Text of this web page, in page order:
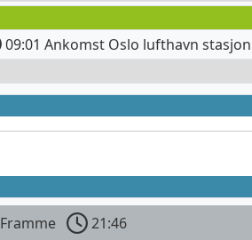
09:01 Ankomst Oslo lufthavn stasjon
Framme
21:46